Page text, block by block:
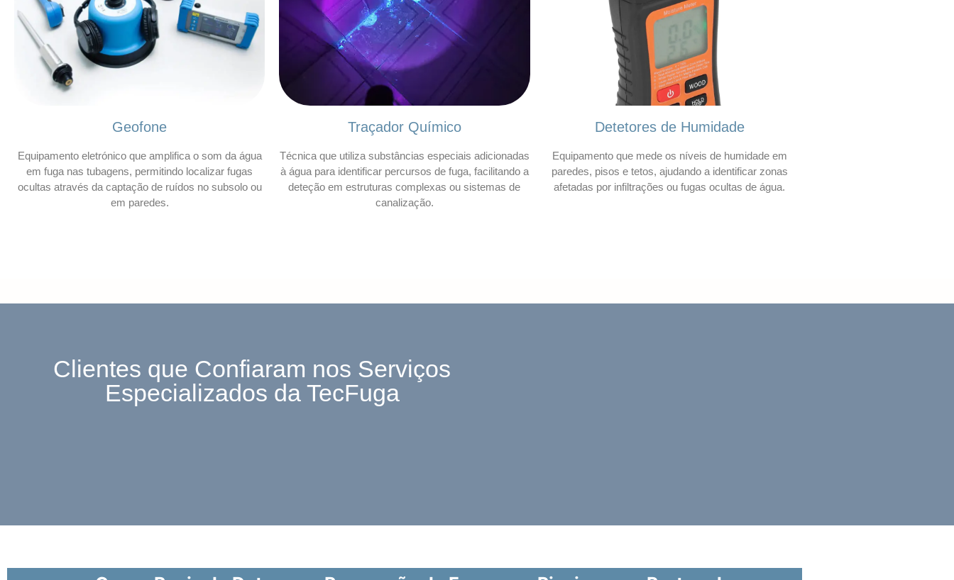
Geofone
Equipamento eletrónico que amplifica o som da água
em fuga nas tubagens, permitindo localizar fugas
ocultas através da captação de ruídos no subsolo ou
em paredes.
Traçador Químico
Técnica que utiliza substâncias especiais adicionadas
à água para identificar percursos de fuga, facilitando a
deteção em estruturas complexas ou sistemas de
canalização.
Detetores de Humidade
Equipamento que mede os níveis de humidade em
paredes, pisos e tetos, ajudando a identificar zonas
afetadas por infiltrações ou fugas ocultas de água.
Clientes que Confiaram nos Serviços
Especializados da TecFuga